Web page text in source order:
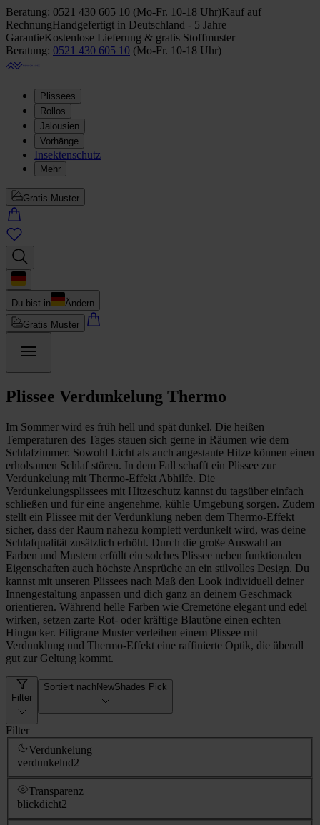
Beratung: 0521 430 605 10 (Mo-Fr. 10-18 Uhr)Kauf auf
RechnungHandgefertigt in Deutschland - 5 Jahre
GarantieKostenlose Lieferung & gratis Stoffmuster
Beratung: 0521 430 605 10 (Mo-Fr. 10-18 Uhr)
Plissees
Rollos
Jalousien
Vorhänge
Insektenschutz
Mehr
Gratis Muster
Du bist in
Ändern
Gratis Muster
Plissee Verdunkelung Thermo
Im Sommer wird es früh hell und spät dunkel. Die heißen
Temperaturen des Tages stauen sich gerne in Räumen wie dem
Schlafzimmer. Sowohl Licht als auch angestaute Hitze können einen
erholsamen Schlaf stören. In dem Fall schafft ein Plissee zur
Verdunkelung mit Thermo-Effekt Abhilfe. Die
Verdunkelungsplissees mit Hitzeschutz kannst du tagsüber einfach
schließen und für eine angenehme, kühle Umgebung sorgen. Zudem
stellt ein Plissee mit der Verdunklung neben dem Thermo-Effekt
sicher, dass der Raum nahezu komplett verdunkelt wird, was deine
Schlafqualität zusätzlich erhöht. Durch die große Auswahl an
Farben und Mustern erfüllt ein solches Plissee neben funktionalen
Eigenschaften auch höchste Ansprüche an ein stilvolles Design. Du
kannst mit unseren Plissees nach Maß den Look individuell deiner
Innengestaltung anpassen und dich ganz an deinem Geschmack
orientieren. Während helle Farben wie Cremetöne elegant und edel
wirken, setzen zarte Rot- oder kräftige Blautöne einen echten
Hingucker. Filigrane Muster verleihen einem Plissee mit
Verdunklung und Thermo-Effekt eine raffinierte Optik, die überall
gut zur Geltung kommt.
Filter
Sortiert nachNewShades Pick
Filter
Verdunkelung
verdunkelnd2
Transparenz
blickdicht2